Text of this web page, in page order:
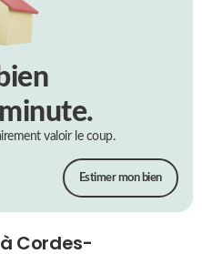
valoir le coup.
Estimer mon bien
Cordes-